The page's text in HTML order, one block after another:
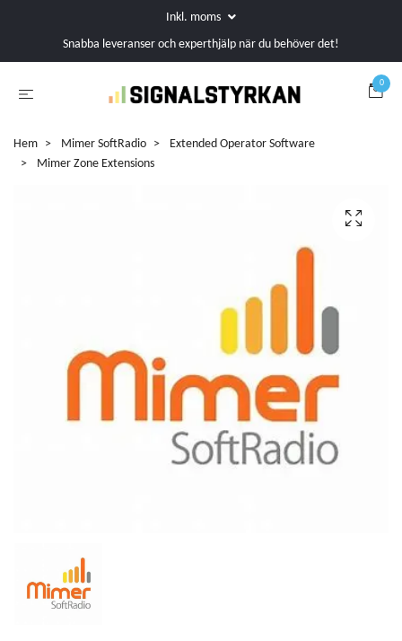
Inkl. moms
Snabba leveranser och experthjälp när du behöver det!
0
Hem Mimer SoftRadio
Extended Operator Software
Mimer Zone Extensions